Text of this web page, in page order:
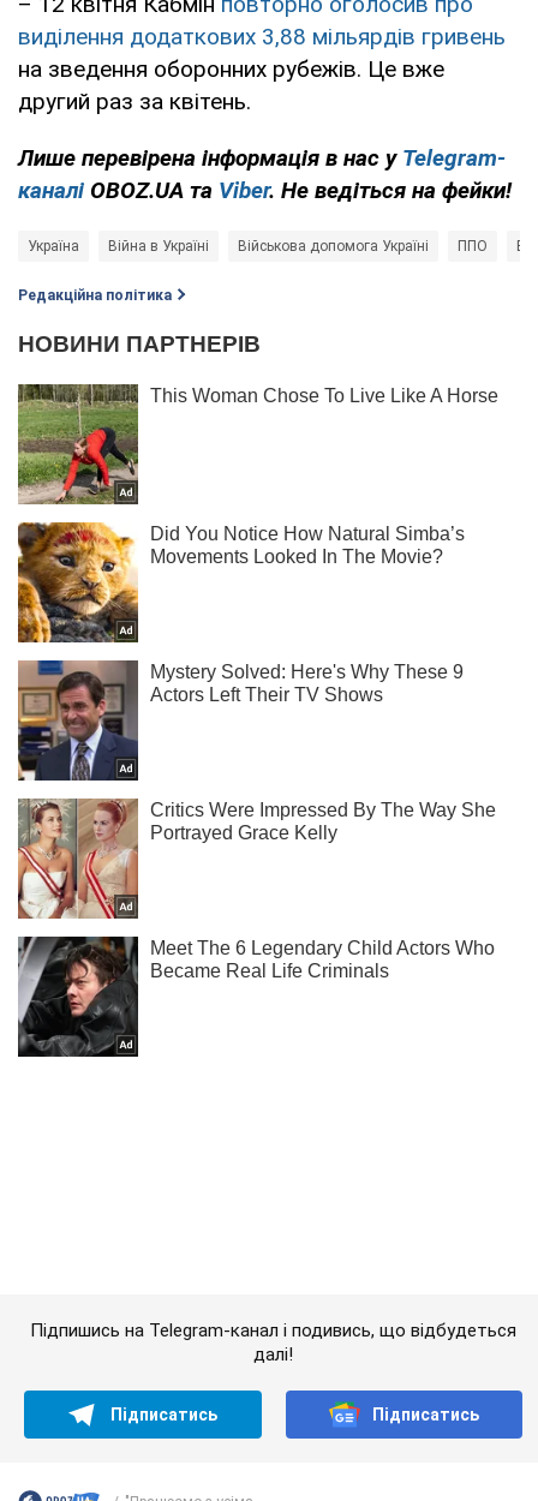
виділення додаткових 3,88 мільярдів гривень
на зведення оборонних рубежів. Це вже
другий раз за квітень.
Лише перевірена інформація в нас у Telegram-
каналі OBOZ.UA та Viber. Не ведіться на фейки!
Україна Війна в Україні Військова допомога Україні ППО
Редакційна політика
Важливе